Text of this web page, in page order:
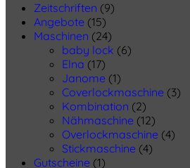
Zeitschriften (9)
Angebote (15)
Maschinen (24)
baby lock (6)
Elna (17)
Janome (1)
Coverlockmaschine (3)
Kombination (2)
Nähmaschine (12)
Overlockmaschine (4)
Stickmaschine (4)
Gutscheine (1)